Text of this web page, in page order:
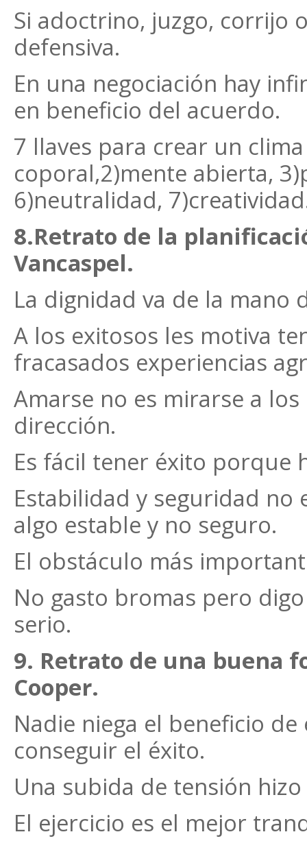
Si adoctrino, juzgo, corrijo
defensiva.
En una negociación hay
en beneficio del acuerdo.
7 llaves para crear un
coporal,2)mente abierta,
6)neutralidad,
8.Retrato de la
Vancaspel.
La dignidad va de la mano
A los exitosos les motiva
fracasados experiencias
Amarse no es mirarse a
dirección.
Es fácil tener éxito porque
Estabilidad y seguridad no
algo estable y no seguro.
El obstáculo más
No gasto bromas pero
serio.
9. Retrato de una buena
Cooper.
Nadie niega el beneficio
conseguir el éxito.
Una subida de tensión
El ejercicio es el mejor